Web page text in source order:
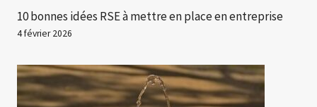
10 bonnes idées RSE à mettre en place en entreprise
4 février 2026